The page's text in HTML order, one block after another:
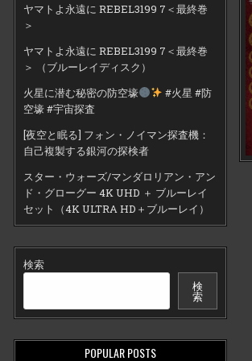
ヤマトよ永遠に REBEL3199 7＜最終巻
＞
ヤマトよ永遠に REBEL3199 7＜最終巻
＞ （ブルーレイディスク）
火星に潜む秘密の防空壕
#火星 #防
空壕 #宇宙探査
[夜空と眠る] フォン・ノイマン探査機：
自己複製する銀河の探検者
スター・ウォーズ/マンダロリアン・アン
ド・グローグー 4K UHD ＋ ブルーレイ
セット（4K ULTRA HD＋ブルーレイ）
検索
検
索
POPULAR POSTS